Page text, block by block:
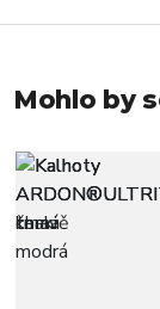
Mohlo by